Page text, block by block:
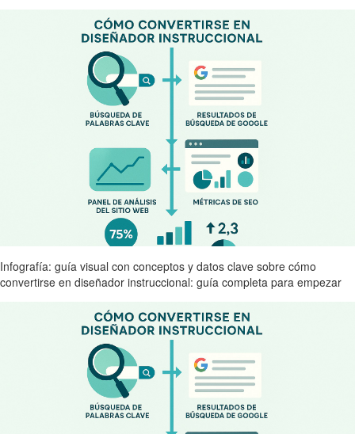
Infografía: guía visual con conceptos y datos clave sobre cómo
convertirse en diseñador instruccional: guía completa para empezar